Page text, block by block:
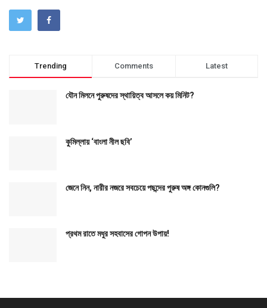
Trending Comments Latest
যৌন মিলনে পুরুষদের স্থায়িত্ব আসলে কয় মিনিট?
কুমিল্লায় ‘বাংলা নীল ছবি’
জেনে নিন, নারীর নজরে সবচেয়ে পছন্দের পুরুষ অঙ্গ কোনগুলি?
প্রথম রাতে মধুর সহবাসের গোপন উপায়!